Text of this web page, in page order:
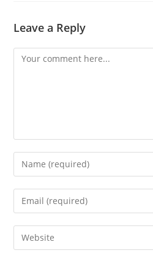
Leave a Reply
Comment
Enter
your
name
comment
Enter
your
email
address
Enter
your